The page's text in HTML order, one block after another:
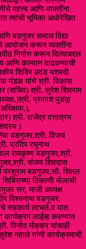
महत्त्व आणि व्यक्तींना
त्यांची भूमिका अधोरेखित
बडगुजर समाज विद्या
आयोजन करून व्यक्तींना
निर्माण करून दिल्याबद्दल
आणि कल्याण वाढवण्याची
शिबिर उदंड यशस्वी
मंडळ यांचे श्री. विकास
(सचिव) श्री. सुरेश शिवराम
प्रकाश पुडकू
श्री. राजेंद्र दत्तात्रय
)
बडगुजर,श्री. विजय
प्रदिप रघुनाथ
रामकृष्ण बडगुजर,श्री.
संजय शिवदास
परशुराम बडगुजर,सौ. शितल
ठिकाणी मोलाची
सर, माजी अध्यक्ष
विश्वनाथ बडगुजर,
सहकार्य लाभले.व यात
कार्यक्रम लाईव्ह करण्यात
विनोद मोहकर यांचाही
महाले यांनी कार्यक्रमाची